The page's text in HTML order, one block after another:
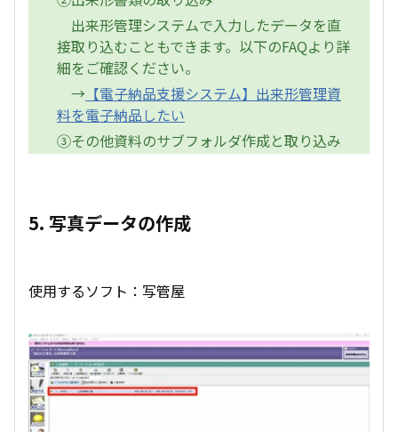
出来形管理システムで入力したデータを直
接取り込むこともできます。以下のFAQより詳
細をご確認ください。
→ 【電子納品支援システム】出来形管理資
料を電子納品したい
③その他資料のサブフォルダ作成と取り込み
5. 写真データの作成
使用するソフト：写管屋